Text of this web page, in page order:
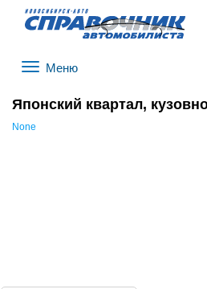
Японский квартал,
None